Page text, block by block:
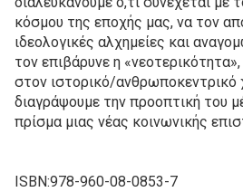
κόσμου της εποχής μας, να τον
ιδεολογικές αλχημείες και
τον επιβάρυνε η
στον ιστορικό/ανθρωποκεντρικό
διαγράψουμε την προοπτική του
πρίσμα μιας νέας κοινωνικής
ISBN:978-960-08-0853-7